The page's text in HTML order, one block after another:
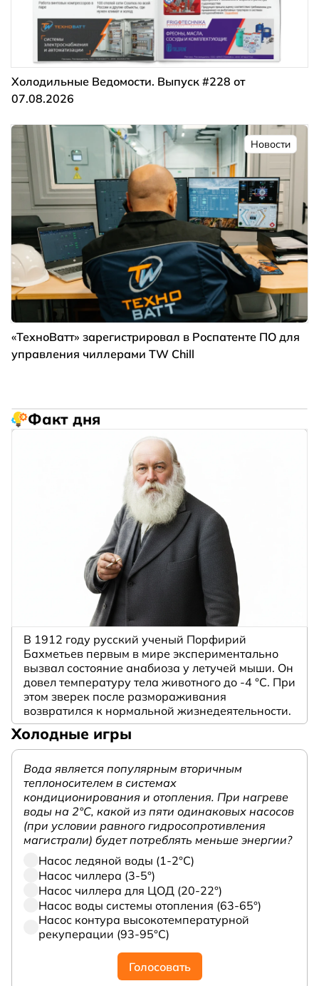
Холодильные Ведомости. Выпуск #228 от
07.08.2026
Новости
«ТехноВатт» зарегистрировал в Роспатенте ПО для
управления чиллерами TW Chill
Факт дня
В 1912 году русский ученый Порфирий
Бахметьев первым в мире экспериментально
вызвал состояние анабиоза у летучей мыши. Он
довел температуру тела животного до -4 °C. При
этом зверек после размораживания
возвратился к нормальной жизнедеятельности.
Холодные игры
Вода является популярным вторичным
теплоносителем в системах
кондиционирования и отопления. При нагреве
воды на 2°С, какой из пяти одинаковых насосов
(при условии равного гидросопротивления
магистрали) будет потреблять меньше энергии?
Насос ледяной воды (1-2°С)
Насос чиллера (3-5°)
Насос чиллера для ЦОД (20-22°)
Насос воды системы отопления (63-65°)
Насос контура высокотемпературной
рекуперации (93-95°С)
Голосовать